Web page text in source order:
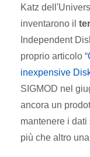
Katz
inventarono il
Independent
proprio articolo “
inexpensive
SIGMOD nel
ancora un
mantenere i dati
più che altro